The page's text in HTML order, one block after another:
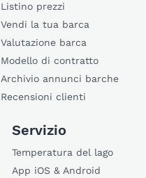
Listino prezzi
Vendi la tua barca
Valutazione barca
Modello di contratto
Archivio annunci barche
Recensioni clienti
Servizio
Temperatura del lago
App iOS & Android